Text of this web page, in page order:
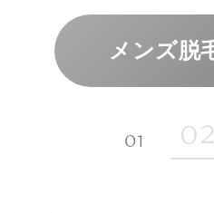
人気メニ
メンズ脱
スキンケ
コンセプ
NAD+点
メンバー